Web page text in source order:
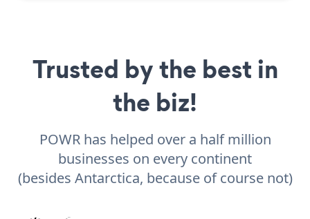
Trusted by the best in
the biz!
POWR has helped over a half million
businesses on every continent
(besides Antarctica, because of course not)